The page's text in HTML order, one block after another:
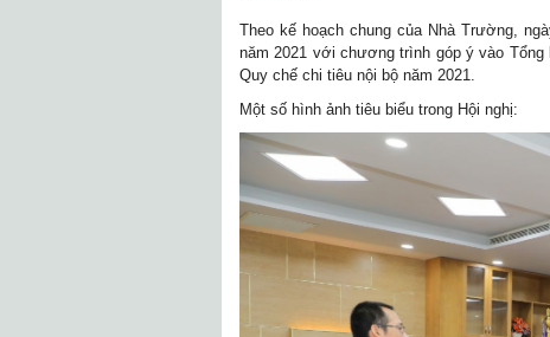
Theo kế hoạch chung của Nhà Trường,
năm 2021 với chương trình góp ý vào
Quy chế chi tiêu nội bộ năm 2021.
Một số hình ảnh tiêu biểu trong Hội nghị: